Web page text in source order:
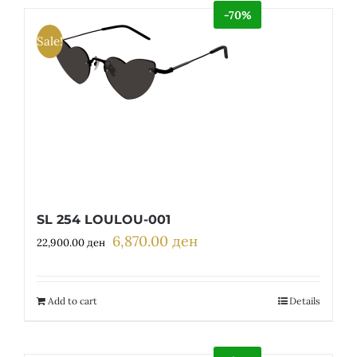
Sale!
-70%
SL 254 LOULOU-001
22,900.00ден Original
6,870.00 денCurrent
Add to cart Details